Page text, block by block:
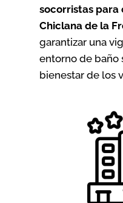
socorristas para
Chiclana de la
garantizar una
entorno de baño
bienestar de los